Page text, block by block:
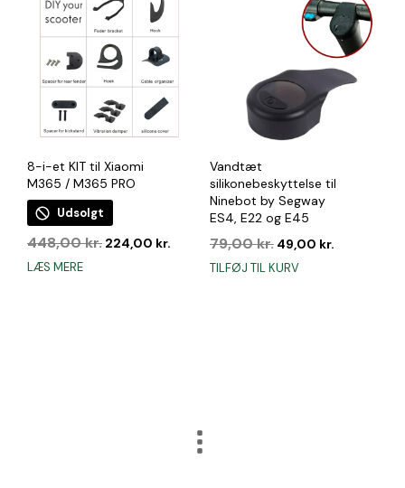
varianter.
Mulighederne
kan
vælges
på
varesiden
8-i-et KIT til Xiaomi
M365 / M365 PRO
Udsolgt
448,00kr. Den
224,00 kr.
LÆS MERE
Vandtæt
silikonebeskyttelse til
Ninebot by Segway
ES4, E22 og E45
79,00kr. Den
pris
49,00 kr.
TILFØJ TIL KURV